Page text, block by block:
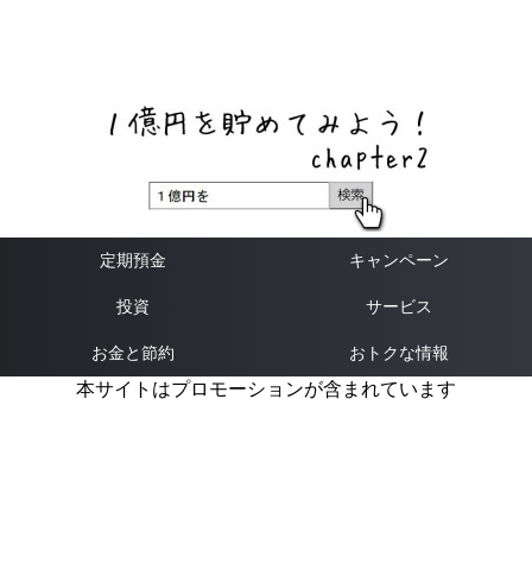
定期預金 キャンペーン
投資 サービス
お金と節約 おトクな情報
本サイトはプロモーションが含まれています